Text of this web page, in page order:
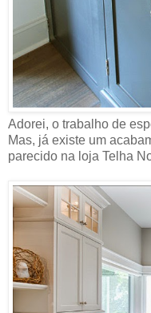
Adorei, o trabalho de
Mas, já existe um
parecido na loja Telha